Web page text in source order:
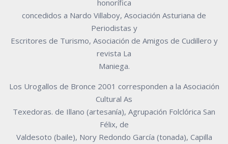
honorífica
concedidos a Nardo Villaboy, Asociación Asturiana de
Periodistas y
Escritores de Turismo, Asociación de Amigos de Cudillero y
revista La
Maniega.
Los Urogallos de Bronce 2001 corresponden a la Asociación
Cultural As
Texedoras. de Illano (artesanía), Agrupación Folclórica San
Félix, de
Valdesoto (baile), Nory Redondo García (tonada), Capilla